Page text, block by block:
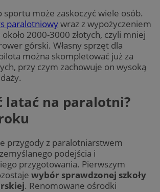
sportu może zaskoczyć wiele osób.
paralotniowywraz z wypożyczeniem
2000-3000 złotych, czyli mniej
górski. Własny sprzęt dla
można skompletować już za
przy czym zachowuje on wysoką
latać na paralotni?
przygody z paralotniarstwem
podejścia i
przygotowania. Pierwszym
wybór sprawdzonej szkoły
. Renomowane ośrodki